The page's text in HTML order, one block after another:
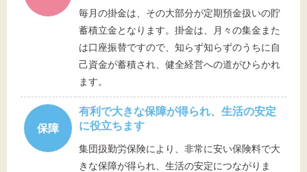
標準 拡大
背景色
毎月の掛金は、その大部分が定期預金扱いの貯
蓄積立金となります。掛金は、月々の集金また
は口座振替ですので、知らず知らずのうちに自
己資金が蓄積され、健全経営への道がひらかれ
ます。
保障
有利で大きな保障が得られ、生活の安定
に役立ちます
集団扱勤労保険により、非常に安い保険料で大
きな保障が得られ、生活の安定につながりま